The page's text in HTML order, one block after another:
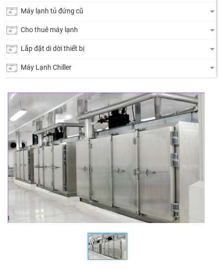
Máy lạnh tủ đứng cũ
Cho thuê máy lạnh
Lắp đặt di dời thiết bị
Máy Lạnh Chiller